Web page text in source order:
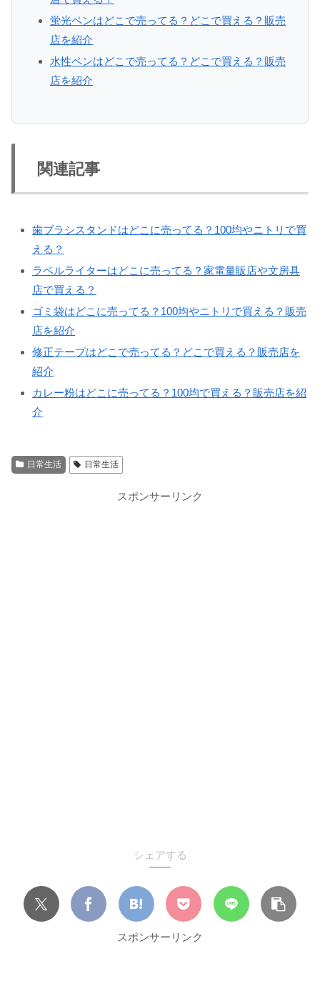
蛍光ペンはどこで売ってる？どこで買える？販売
店を紹介
水性ペンはどこで売ってる？どこで買える？販売
店を紹介
関連記事
歯ブラシスタンドはどこに売ってる？100均やニトリで買
える？
ラベルライターはどこに売ってる？家電量販店や文房具
店で買える？
ゴミ袋はどこに売ってる？100均やニトリで買える？販売
店を紹介
修正テープはどこで売ってる？どこで買える？販売店を
紹介
カレー粉はどこに売ってる？100均で買える？販売店を紹
介
日常生活 日常生活
スポンサーリンク
シェアする
スポンサーリンク